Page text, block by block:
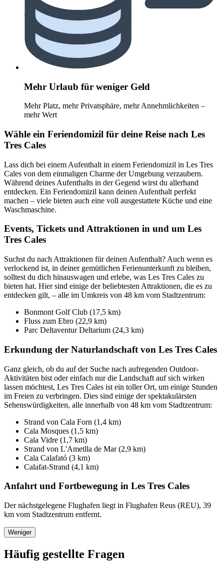
Mehr Urlaub für weniger Geld
Mehr Platz, mehr Privatsphäre, mehr Annehmlichkeiten –
mehr Wert
Wähle ein Feriendomizil für deine Reise nach Les
Tres Cales
Lass dich bei einem Aufenthalt in einem Feriendomizil in Les Tres
Cales von dem einmaligen Charme der Umgebung verzaubern.
Während deines Aufenthalts in der Gegend wirst du allerhand
entdecken. Ein Feriendomizil kann deinen Aufenthalt perfekt
machen – viele bieten auch eine voll ausgestattete Küche und eine
Waschmaschine.
Events, Tickets und Attraktionen in und um Les
Tres Cales
Suchst du nach Attraktionen für deinen Aufenthalt? Auch wenn es
verlockend ist, in deiner gemütlichen Ferienunterkunft zu bleiben,
solltest du dich hinauswagen und erlebe, was Les Tres Cales zu
bieten hat. Hier sind einige der beliebtesten Attraktionen, die es zu
entdecken gilt, – alle im Umkreis von 48 km vom Stadtzentrum:
Bonmont Golf Club (17,5 km)
Fluss zum Ebro (22,9 km)
Parc Deltaventur Deltarium (24,3 km)
Erkundung der Naturlandschaft von Les Tres Cales
Ganz gleich, ob du auf der Suche nach aufregenden Outdoor-
Aktivitäten bist oder einfach nur die Landschaft auf sich wirken
lassen möchtest, Les Tres Cales ist ein toller Ort, um einige Stunden
im Freien zu verbringen. Dies sind einige der spektakulärsten
Sehenswürdigkeiten, alle innerhalb von 48 km vom Stadtzentrum:
Strand von Cala Forn (1,4 km)
Cala Mosques (1,5 km)
Cala Vidre (1,7 km)
Strand von L'Ametlla de Mar (2,9 km)
Cala Calafató (3 km)
Calafat-Strand (4,1 km)
Anfahrt und Fortbewegung in Les Tres Cales
Der nächstgelegene Flughafen liegt in Flughafen Reus (REU), 39
km vom Stadtzentrum entfernt.
Weniger
Häufig gestellte Fragen